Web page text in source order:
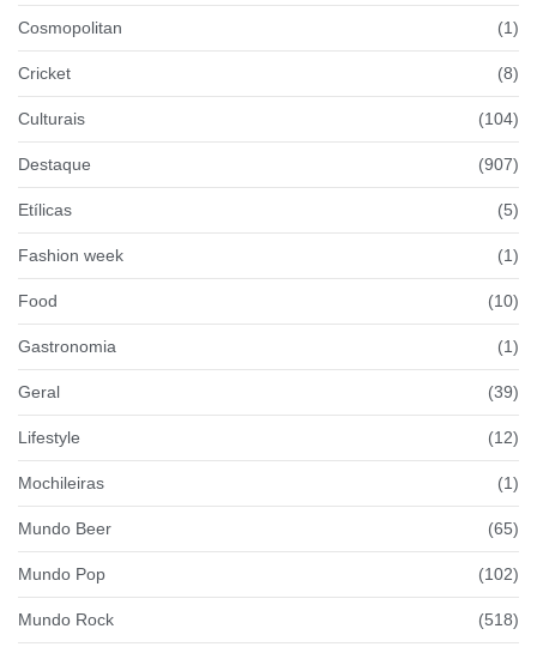
Cosmopolitan (1)
Cricket (8)
Culturais (104)
Destaque (907)
Etílicas (5)
Fashion week (1)
Food (10)
Gastronomia (1)
Geral (39)
Lifestyle (12)
Mochileiras (1)
Mundo Beer (65)
Mundo Pop (102)
Mundo Rock (518)